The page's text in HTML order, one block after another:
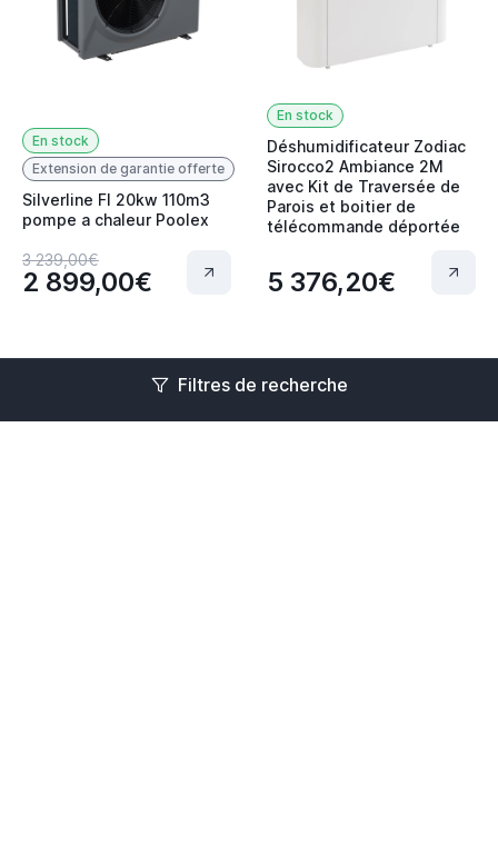
En stock
Extension de garantie offerte
Silverline FI 20kw 110m3
pompe a chaleur Poolex
3 239,00€
2 899,00€
En stock
Déshumidificateur Zodiac
Sirocco2 Ambiance 2M
avec Kit de Traversée de
Parois et boitier de
télécommande déportée
5 376,20€
Filtres de recherche